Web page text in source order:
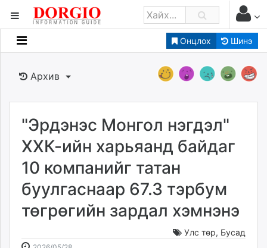
Онцлох Шинэ
Мэдээллийн
Банк санхүү
Бизнес ААН
Төрийн
Нийслэлийн
dorgio.mn
Gogo.mn
caak.mn
news.mn
Baabar.mn
Архив
"Эрдэнэс Монгол нэгдэл"
ХХК-ийн харьяанд байдаг
10 компанийг татан
буулгаснаар 67.3 тэрбум
төгрөгийн зардал хэмнэнэ
Улс төр, Бусад
2026-
2026-